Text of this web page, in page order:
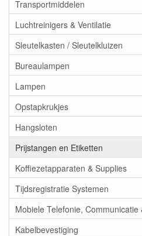
Transportmiddelen
Luchtreinigers & Ventilatie
Sleutelkasten / Sleutelkluizen
Bureaulampen
Lampen
Opstapkrukjes
Hangsloten
Prijstangen en Etiketten
Koffiezetapparaten & Supplies
Tijdsregistratie Systemen
Mobiele Telefonie, Communicatie
Kabelbevestiging